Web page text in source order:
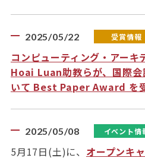
2025/05/22 受賞情報
コンピューティング・アーキ
Hoai Luan助教らが、国際
いて Best Paper Award を
2025/05/08 イベント情
5月17日(土)に、 オープンキ